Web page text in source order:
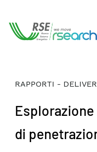
RAPPORTI -
di